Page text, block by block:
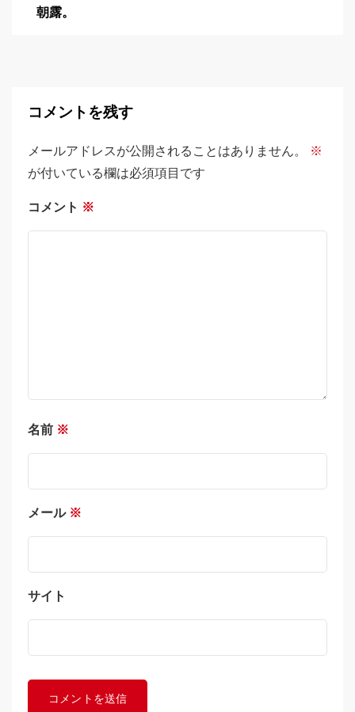
朝露。
コメントを残す
メールアドレスが公開されることはありません。
※
が付いている欄は必須項目です
コメント ※
名前 ※
メール ※
サイト